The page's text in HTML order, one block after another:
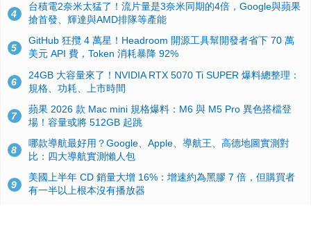
4
台積電2奈米太猛了！流片量是3奈米同期的4倍，Google與蘋果
搶首發、輝達與AMD排隊等產能
5
GitHub 狂攬 4 萬星！Headroom 開源工具幫開發者省下 70 萬
美元 API 費，Token 消耗暴降 92%
6
24GB 大容量來了！NVIDIA RTX 5070 Ti SUPER 爆料總整理：
規格、功耗、上市時間
7
蘋果 2026 款 Mac mini 規格爆料：M6 與 M5 Pro 異色搭檔登
場！容量或將 512GB 起跳
8
哪款導航最好用？Google、Apple、導航王、高德地圖實測對
比：四大導航實測懶人包
9
美國上半年 CD 銷量大增 16%：增速約為黑膠 7 倍，但購買者
有一半以上根本沒有播放器